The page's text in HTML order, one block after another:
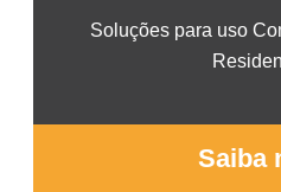
Soluções para uso
Saiba